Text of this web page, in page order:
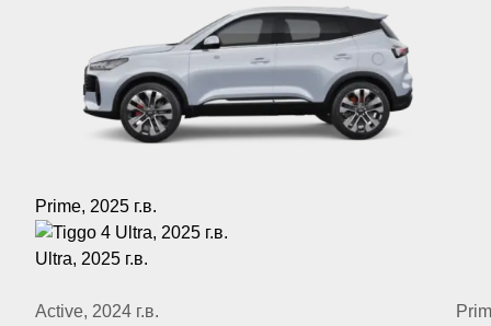
Prime, 2025 г.в.
Ultra, 2025 г.в.
Active, 2024 г.в.